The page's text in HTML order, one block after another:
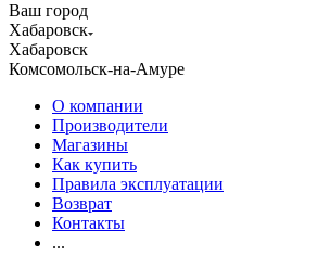
Ваш город
Хабаровск
Хабаровск
Комсомольск-на-Амуре
О компании
Производители
Магазины
Как купить
Правила эксплуатации
Возврат
Контакты
...